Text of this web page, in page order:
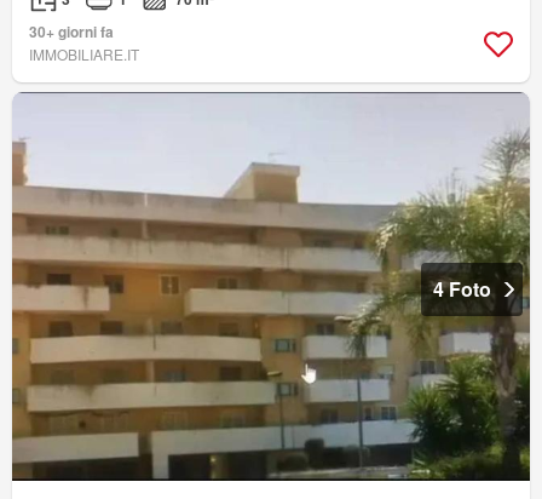
30+ giorni fa
IMMOBILIARE.IT
4 Foto